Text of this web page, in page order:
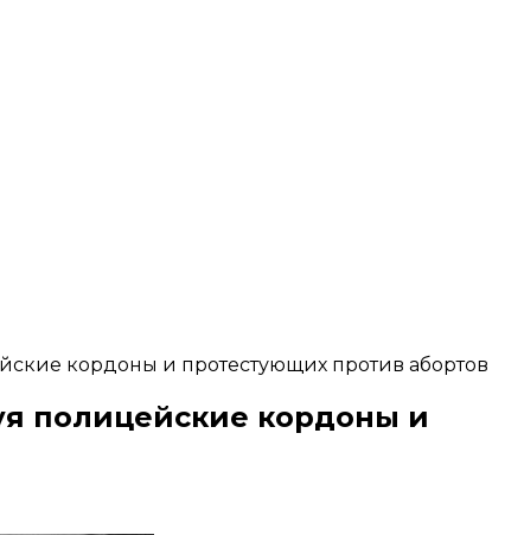
кордоны и протестующих против абортов
полицейские кордоны и